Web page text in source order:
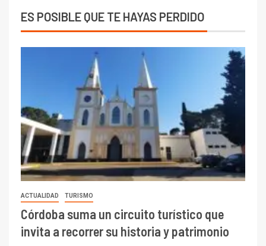
ES POSIBLE QUE TE HAYAS PERDIDO
ACTUALIDAD TURISMO
Córdoba suma un circuito turístico que
invita a recorrer su historia y patrimonio